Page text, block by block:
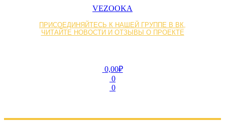
VEZOOKA
ПРИСОЕДИНЯЙТЕСЬ К НАШЕЙ ГРУППЕ В ВК,
ЧИТАЙТЕ НОВОСТИ И ОТЗЫВЫ О ПРОЕКТЕ
0,00₽
0
0